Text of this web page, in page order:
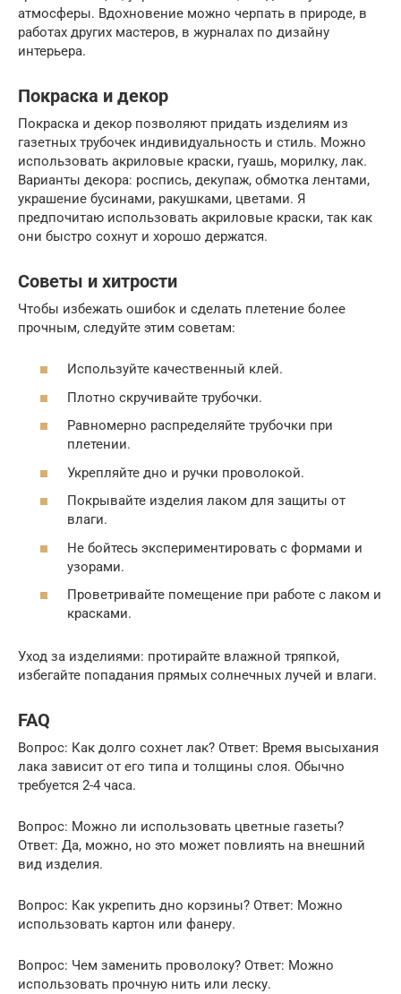
атмосферы. Вдохновение можно черпать в природе, в
работах других мастеров, в журналах по дизайну
интерьера.
Покраска и декор
Покраска и декор позволяют придать изделиям из
газетных трубочек индивидуальность и стиль. Можно
использовать акриловые краски, гуашь, морилку, лак.
Варианты декора: роспись, декупаж, обмотка лентами,
украшение бусинами, ракушками, цветами. Я
предпочитаю использовать акриловые краски, так как
они быстро сохнут и хорошо держатся.
Советы и хитрости
Чтобы избежать ошибок и сделать плетение более
прочным, следуйте этим советам:
Используйте качественный клей.
Плотно скручивайте трубочки.
Равномерно распределяйте трубочки при
плетении.
Укрепляйте дно и ручки проволокой.
Покрывайте изделия лаком для защиты от
влаги.
Не бойтесь экспериментировать с формами и
узорами.
Проветривайте помещение при работе с лаком и
красками.
Уход за изделиями: протирайте влажной тряпкой,
избегайте попадания прямых солнечных лучей и влаги.
FAQ
Вопрос: Как долго сохнет лак? Ответ: Время высыхания
лака зависит от его типа и толщины слоя. Обычно
требуется 2-4 часа.
Вопрос: Можно ли использовать цветные газеты?
Ответ: Да, можно, но это может повлиять на внешний
вид изделия.
Вопрос: Как укрепить дно корзины? Ответ: Можно
использовать картон или фанеру.
Вопрос: Чем заменить проволоку? Ответ: Можно
использовать прочную нить или леску.